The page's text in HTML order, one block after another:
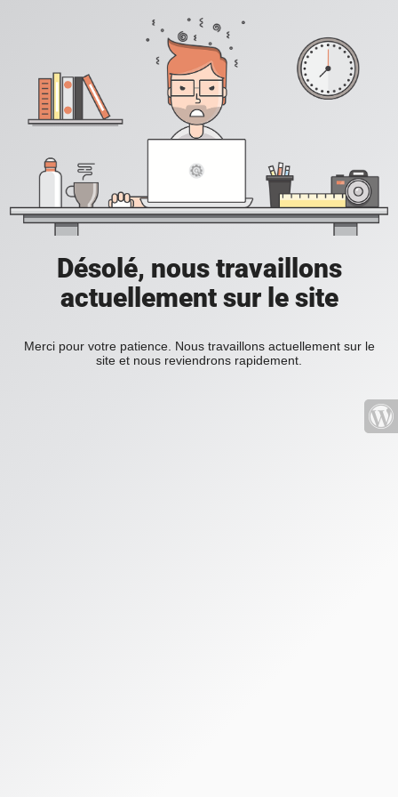
Désolé, nous travaillons
actuellement sur le site
Merci pour votre patience. Nous travaillons actuellement sur le
site et nous reviendrons rapidement.